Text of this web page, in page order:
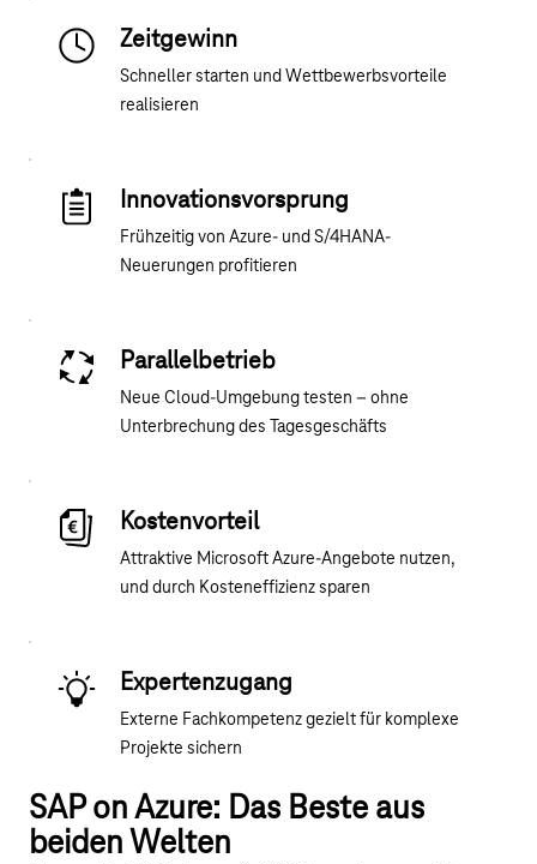
Zeitgewinn
Schneller starten und Wettbewerbsvorteile
realisieren
Innovationsvorsprung
Frühzeitig von Azure- und S/4HANA-
Neuerungen profitieren
Parallelbetrieb
Neue Cloud-Umgebung testen – ohne
Unterbrechung des Tagesgeschäfts
Kostenvorteil
Attraktive Microsoft Azure-Angebote nutzen,
und durch Kosteneffizienz sparen
Expertenzugang
Externe Fachkompetenz gezielt für komplexe
Projekte sichern
SAP on Azure: Das Beste aus
beiden Welten